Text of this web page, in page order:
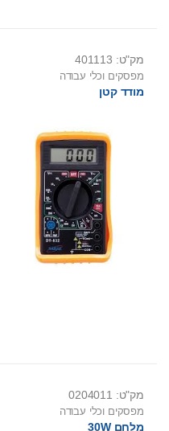
מק"ט: 401113
מפסקים וכלי עבודה
מודד קטן
מק"ט: 0204011
מפסקים וכלי עבודה
מלחם 30W